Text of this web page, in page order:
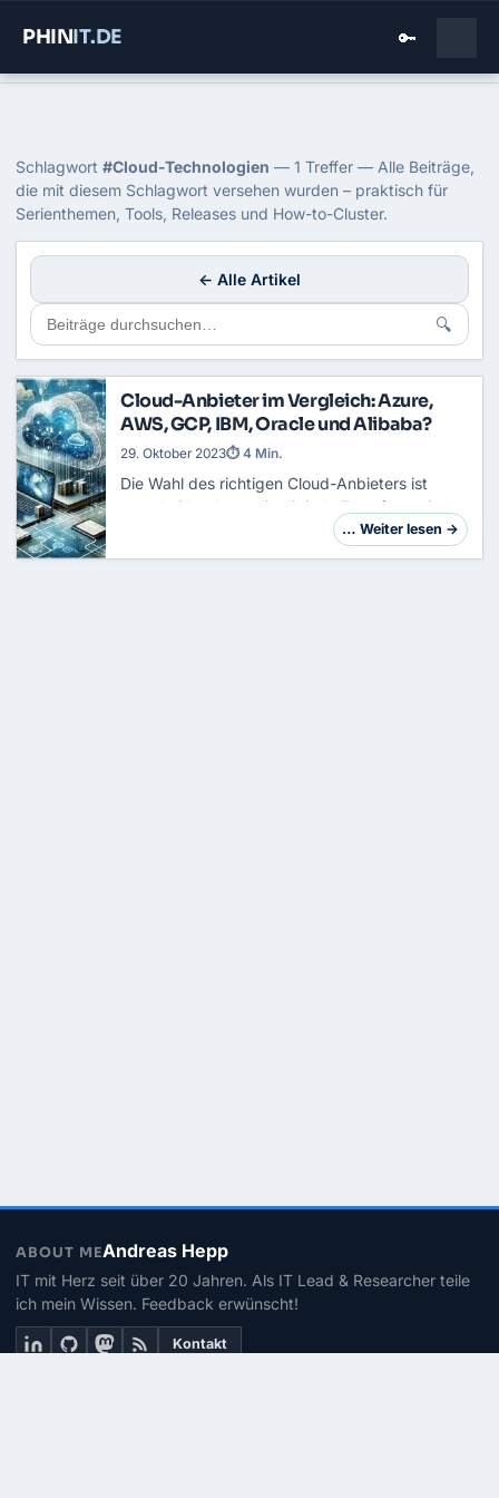
PHINIT.DE 🔑
Tag: Cloud-Technologien
Schlagwort #Cloud-Technologien — 1 Treffer — Alle Beiträge,
die mit diesem Schlagwort versehen wurden – praktisch für
Serienthemen, Tools, Releases und How-to-Cluster.
← Alle Artikel
🔍
Cloud-Anbieter im Vergleich: Azure,
AWS, GCP, IBM, Oracle und Alibaba?
Die Wahl des richtigen Cloud-Anbieters ist
entscheidend, um die digitale Transformation
Ihres Unternehmens erfolgreich zu gestalten. In
29. Oktober 2023⏱ 4 Min.
… Weiter lesen →
ABOUT MEAndreas Hepp
IT mit Herz seit über 20 Jahren. Als IT Lead & Researcher teile
ich mein Wissen. Feedback erwünscht!
Kontakt